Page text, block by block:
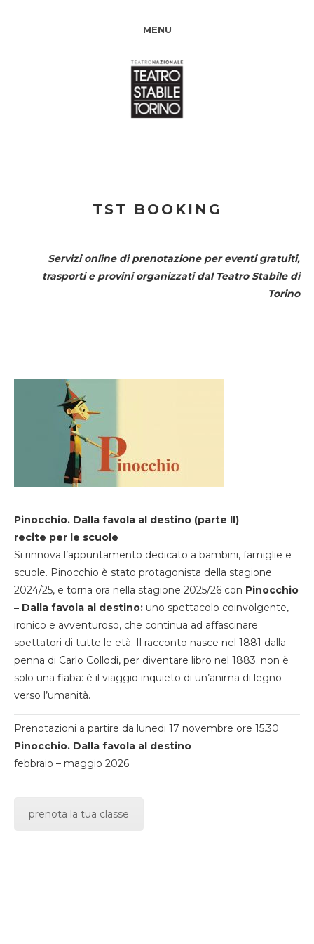
MENU
TST BOOKING
Servizi online di prenotazione per eventi gratuiti,
trasporti e provini organizzati dal Teatro Stabile di
Torino
Pinocchio. Dalla favola al destino (parte II)
recite per le scuole
Si rinnova l’appuntamento dedicato a bambini, famiglie e
scuole. Pinocchio è stato protagonista della stagione
2024/25, e torna ora nella stagione 2025/26 con Pinocchio
– Dalla favola al destino: uno spettacolo coinvolgente,
ironico e avventuroso, che continua ad affascinare
spettatori di tutte le età. Il racconto nasce nel 1881 dalla
penna di Carlo Collodi, per diventare libro nel 1883. non è
solo una fiaba: è il viaggio inquieto di un’anima di legno
verso l’umanità.
Prenotazioni a partire da lunedi 17 novembre ore 15.30
Pinocchio. Dalla favola al destino
febbraio – maggio 2026
prenota la tua classe